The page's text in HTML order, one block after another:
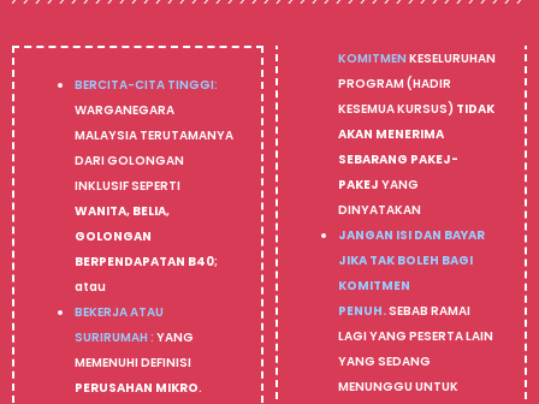
BERCITA-CITA TINGGI:
WARGANEGARA
MALAYSIA TERUTAMANYA
DARI GOLONGAN
INKLUSIF SEPERTI
WANITA, BELIA,
GOLONGAN
BERPENDAPATAN B40;
atau
BEKERJA ATAU
SURIRUMAH : YANG
MEMENUHI DEFINISI
PERUSAHAN MIKRO.
KOMITMEN KESELURUHAN
PROGRAM (HADIR
KESEMUA KURSUS) TIDAK
AKAN MENERIMA
SEBARANG PAKEJ-
PAKEJ YANG
DINYATAKAN
JANGAN ISI DAN BAYAR
JIKA TAK BOLEH BAGI
KOMITMEN
PENUH.SEBAB RAMAI
LAGI YANG PESERTA LAIN
YANG SEDANG
MENUNGGU UNTUK